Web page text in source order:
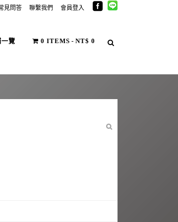
見問答 聯繫我們 會員登入
一覽 0 ITEMS NT$ 0